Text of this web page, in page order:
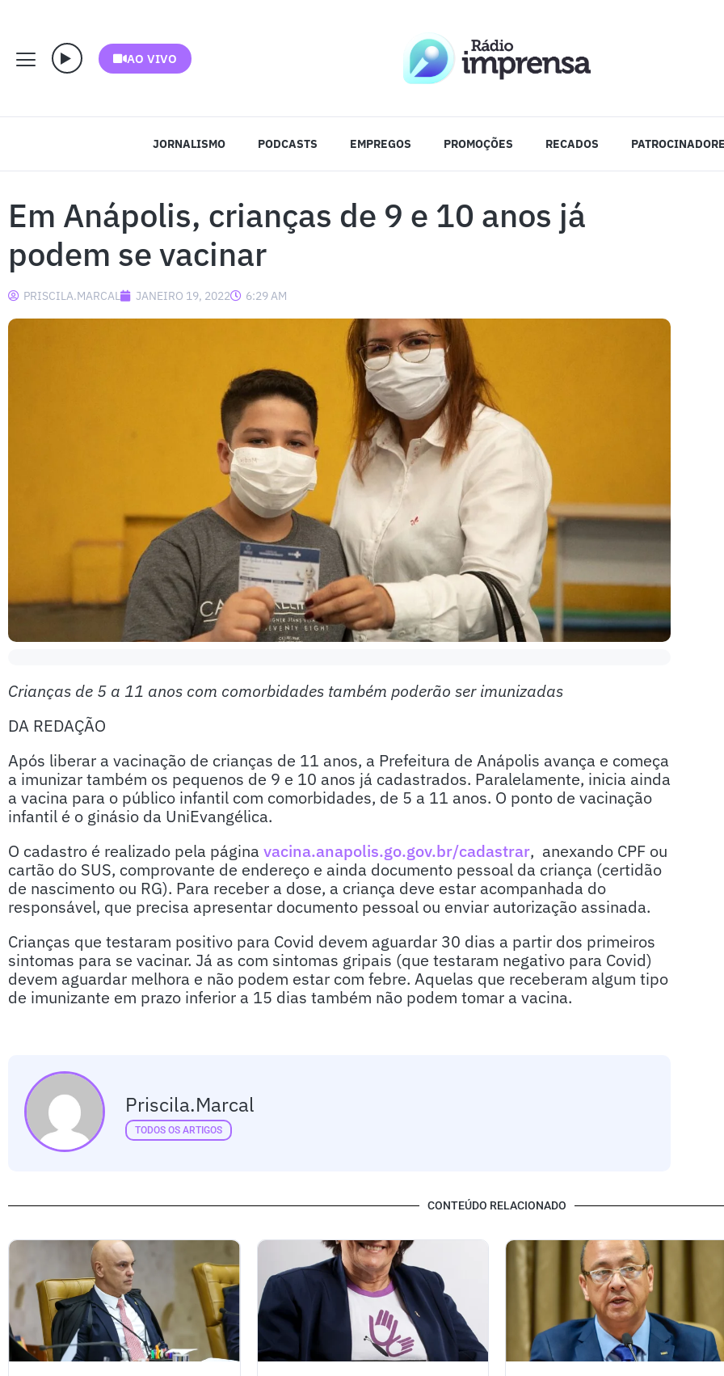
AO VIVO
JORNALISMO PODCASTS EMPREGOS PROMOÇÕES RECADOS
Em Anápolis, crianças de 9 e 10 anos já
podem se vacinar
PRISCILA.MARCAL JANEIRO 19, 2022 6:29 AM
Crianças de 5 a 11 anos com comorbidades também poderão ser imunizadas
DA REDAÇÃO
Após liberar a vacinação de crianças de 11 anos, a Prefeitura de Anápolis avança e começa
a imunizar também os pequenos de 9 e 10 anos já cadastrados. Paralelamente, inicia ainda
a vacina para o público infantil com comorbidades, de 5 a 11 anos. O ponto de vacinação
infantil é o ginásio da UniEvangélica.
O cadastro é realizado pela página vacina.anapolis.go.gov.br/cadastrar, anexando CPF ou
cartão do SUS, comprovante de endereço e ainda documento pessoal da criança (certidão
de nascimento ou RG). Para receber a dose, a criança deve estar acompanhada do
responsável, que precisa apresentar documento pessoal ou enviar autorização assinada.
Crianças que testaram positivo para Covid devem aguardar 30 dias a partir dos primeiros
sintomas para se vacinar. Já as com sintomas gripais (que testaram negativo para Covid)
devem aguardar melhora e não podem estar com febre. Aquelas que receberam algum tipo
de imunizante em prazo inferior a 15 dias também não podem tomar a vacina.
Priscila.marcal
TODOS OS ARTIGOS
CONTEÚDO RELACIONADO